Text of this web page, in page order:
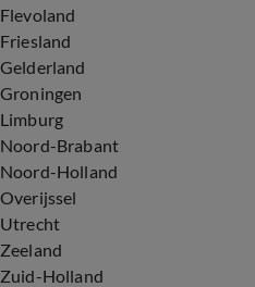
Flevoland
Friesland
Gelderland
Groningen
Limburg
Noord-Brabant
Noord-Holland
Overijssel
Utrecht
Zeeland
Zuid-Holland